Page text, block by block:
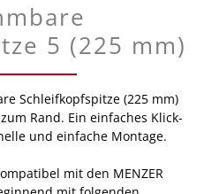
5 (225 mm)
Schleifkopfspitze (225 mm)
Rand. Ein einfaches Klick-
und einfache Montage.
mit den MENZER